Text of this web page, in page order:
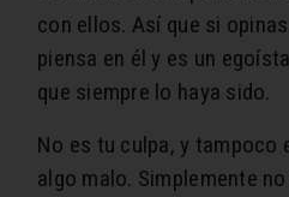
con ellos. Así que si
piensa en él y es un
que siempre lo haya sido.
No es tu culpa, y tampoco
algo malo. Simplemente